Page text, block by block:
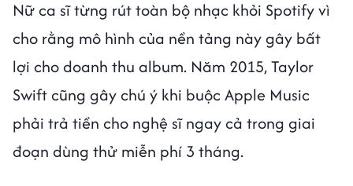
Nữ ca sĩ từng rút toàn bộ nhạc khỏi Spotify vì
cho rằng mô hình của nền tảng này gây bất
lợi cho doanh thu album. Năm 2015, Taylor
Swift cũng gây chú ý khi buộc Apple Music
phải trả tiền cho nghệ sĩ ngay cả trong giai
đoạn dùng thử miễn phí 3 tháng.